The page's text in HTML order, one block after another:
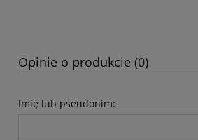
Opinie o produkcie (0)
Imię lub pseudonim: